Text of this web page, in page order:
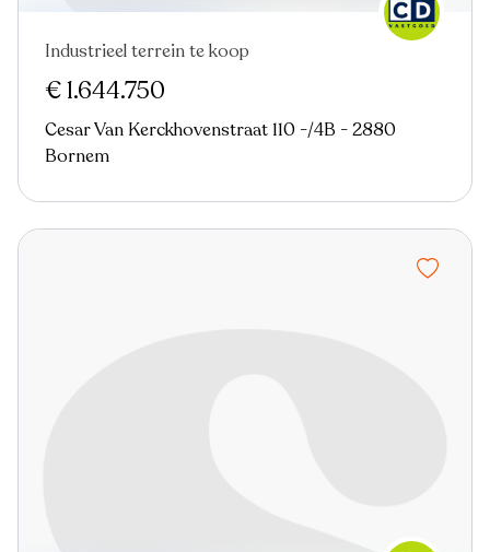
Virtual tour
Industrieel terrein te koop
€ 1.644.750
Cesar Van Kerckhovenstraat 110 -/4B - 2880
Bornem